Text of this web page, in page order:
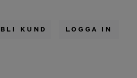
BLI KUND LOGGA IN